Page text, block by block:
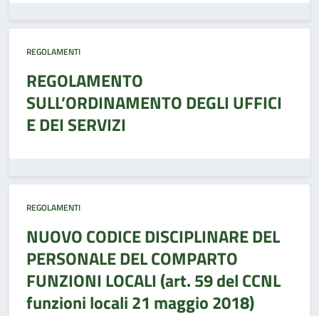
REGOLAMENTI
REGOLAMENTO
SULL’ORDINAMENTO DEGLI UFFICI
E DEI SERVIZI
REGOLAMENTI
NUOVO CODICE DISCIPLINARE DEL
PERSONALE DEL COMPARTO
FUNZIONI LOCALI (art. 59 del CCNL
funzioni locali 21 maggio 2018)